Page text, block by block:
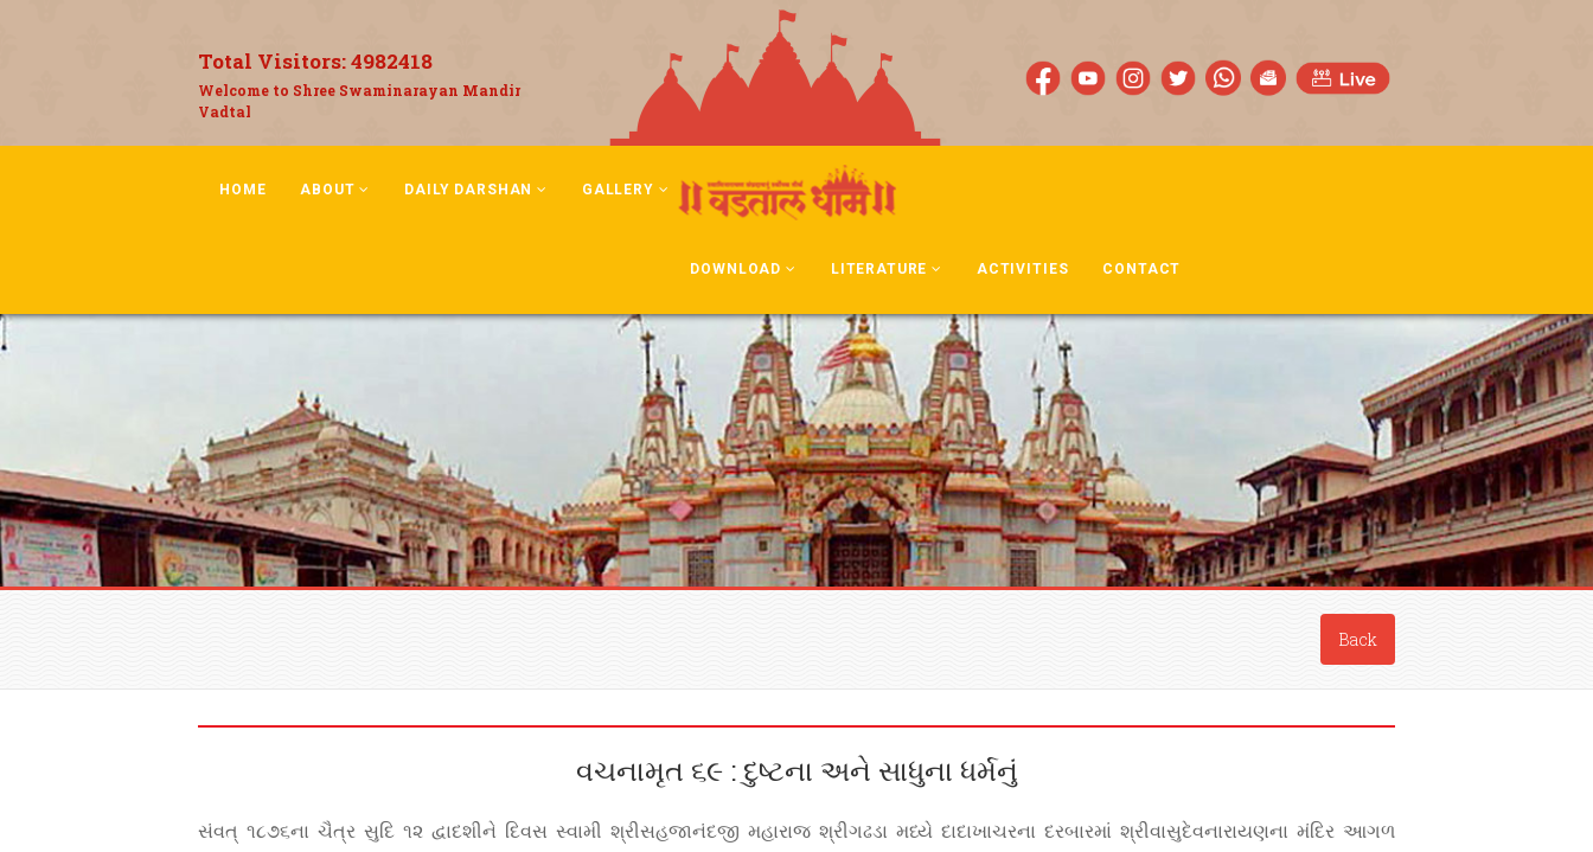
Total Visitors:4982418
Welcome to Shree Swaminarayan Mandir
Vadtal
HOME ABOUT DAILY DARSHAN GALLERY
DOWNLOAD LITERATURE ACTIVITIES CONTACT
Back
વચનામૃત ૬૯ : દુષ્ટના અને સાધુના ધર્મનું
સંવત્ ૧૮૭૬ના ચૈત્ર સુદિ ૧૨ દ્વાદશીને દિવસ સ્વામી શ્રીસહજાનંદજી મહારાજ શ્રીગઢડા મધ્યે દાદાખાચરના દરબારમાં શ્રીવાસુદેવનારાયણના મંદિર આગળ